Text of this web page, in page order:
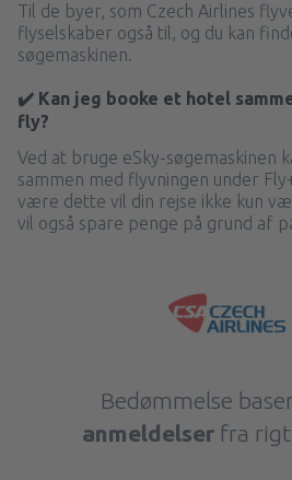
Til de byer, som Czech Airlines
flyselskaber også til, og du kan
søgemaskinen.
✔️ Kan jeg booke et hotel
fly?
Ved at bruge eSky-søgemaskinen
sammen med flyvningen under
være dette vil din rejse ikke kun
vil også spare penge på grund af
Bedømmelse
anmeldelser fra